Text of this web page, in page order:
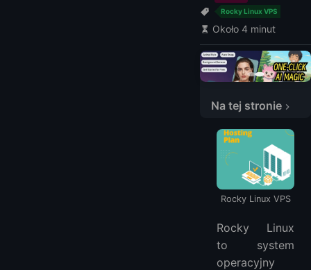
Rocky Linux VPS
Około 4 minut
Na tej stronie
1. LightNode
2. InMotion Hosting
3. OVHcloud
4. ScalaHosting
Rocky Linux VPS
Rocky Linux
to system
operacyjny